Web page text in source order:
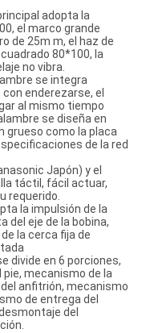
adopta la
el marco grande
de 25m m, el haz de
80*100, la
no vibra.
se integra
enderezarse, el
al mismo tiempo
se diseña en
grueso como la placa
de la red
Japón) y el
táctil, fácil actuar,
requerido.
la impulsión de la
del eje de la bobina,
la cerca fija de
divide en 6 porciones,
pie, mecanismo de la
anfitrión, mecanismo
de entrega del
del